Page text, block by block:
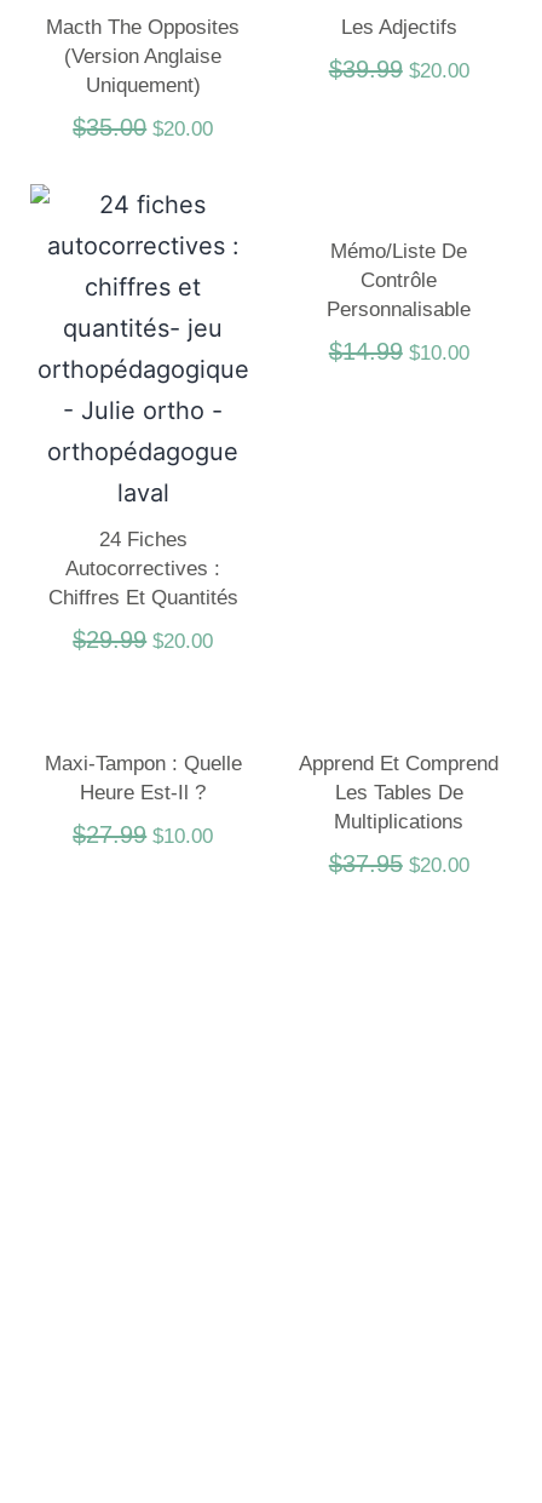
Macth The Opposites
(Version Anglaise
Uniquement)
$35.00 $20.00
Les Adjectifs
$39.99 $20.00
24 Fiches
Autocorrectives :
Chiffres Et Quantités
$29.99 $20.00
Mémo/liste De
Contrôle
Personnalisable
$14.99 $10.00
Maxi-Tampon : Quelle
Heure Est-Il ?
$27.99 $10.00
Apprend Et Comprend
Les Tables De
Multiplications
$37.95 $20.00